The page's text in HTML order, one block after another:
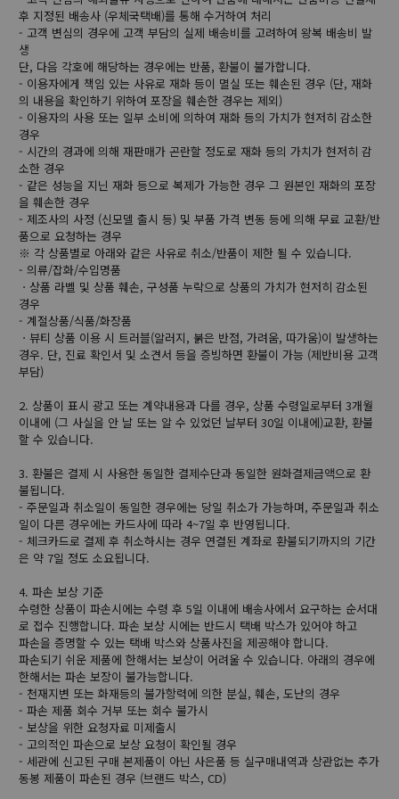
후 지정된 배송사 (우체국택배)를 통해 수거하여 처리
- 고객 변심의 경우에 고객 부담의 실제 배송비를 고려하여 왕복 배송비 발
생
단, 다음 각호에 해당하는 경우에는 반품, 환불이 불가합니다.
- 이용자에게 책임 있는 사유로 재화 등이 멸실 또는 훼손된 경우 (단, 재화
의 내용을 확인하기 위하여 포장을 훼손한 경우는 제외)
- 이용자의 사용 또는 일부 소비에 의하여 재화 등의 가치가 현저히 감소한
경우
- 시간의 경과에 의해 재판매가 곤란할 정도로 재화 등의 가치가 현저히 감
소한 경우
- 같은 성능을 지닌 재화 등으로 복제가 가능한 경우 그 원본인 재화의 포장
을 훼손한 경우
- 제조사의 사정 (신모델 출시 등) 및 부품 가격 변동 등에 의해 무료 교환/반
품으로 요청하는 경우
※ 각 상품별로 아래와 같은 사유로 취소/반품이 제한 될 수 있습니다.
- 의류/잡화/수입명품
ㆍ상품 라벨 및 상품 훼손, 구성품 누락으로 상품의 가치가 현저히 감소된
경우
- 계절상품/식품/화장품
ㆍ뷰티 상품 이용 시 트러블(알러지, 붉은 반점, 가려움, 따가움)이 발생하는
경우. 단, 진료 확인서 및 소견서 등을 증빙하면 환불이 가능 (제반비용 고객
부담)
2. 상품이 표시 광고 또는 계약내용과 다를 경우, 상품 수령일로부터 3개월
이내에 (그 사실을 안 날 또는 알 수 있었던 날부터 30일 이내에)교환, 환불
할 수 있습니다.
3. 환불은 결제 시 사용한 동일한 결제수단과 동일한 원화결제금액으로 환
불됩니다.
- 주문일과 취소일이 동일한 경우에는 당일 취소가 가능하며, 주문일과 취소
일이 다른 경우에는 카드사에 따라 4~7일 후 반영됩니다.
- 체크카드로 결제 후 취소하시는 경우 연결된 계좌로 환불되기까지의 기간
은 약 7일 정도 소요됩니다.
4. 파손 보상 기준
수령한 상품이 파손시에는 수령 후 5일 이내에 배송사에서 요구하는 순서대
로 접수 진행합니다. 파손 보상 시에는 반드시 택배 박스가 있어야 하고
파손을 증명할 수 있는 택배 박스와 상품사진을 제공해야 합니다.
파손되기 쉬운 제품에 한해서는 보상이 어려울 수 있습니다. 아래의 경우에
한해서는 파손 보장이 불가능합니다.
- 천재지변 또는 화재등의 불가항력에 의한 분실, 훼손, 도난의 경우
- 파손 제품 회수 거부 또는 회수 불가시
- 보상을 위한 요청자료 미제출시
- 고의적인 파손으로 보상 요청이 확인될 경우
- 세관에 신고된 구매 본제품이 아닌 사은품 등 실구매내역과 상관없는 추가
동봉 제품이 파손된 경우 (브랜드 박스, CD)